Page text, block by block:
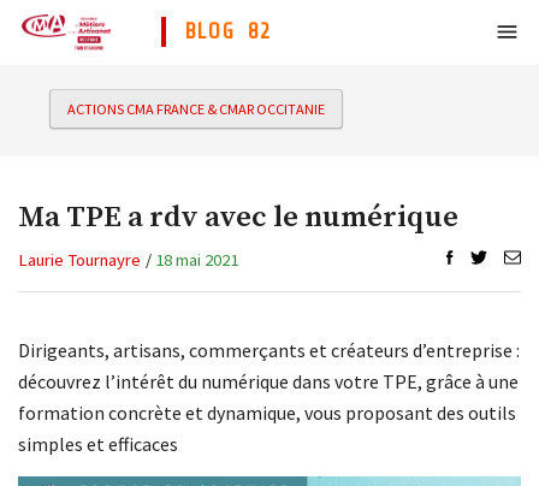
BLOG 82
ACTIONS CMA FRANCE & CMAR OCCITANIE
Ma TPE a rdv avec le numérique
Laurie Tournayre / 18 mai 2021
Dirigeants, artisans, commerçants et créateurs d’entreprise :
découvrez l’intérêt du numérique dans votre TPE, grâce à une
formation concrète et dynamique, vous proposant des outils
simples et efficaces